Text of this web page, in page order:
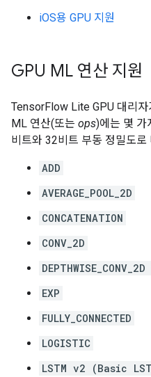
iOS용 GPU 지원
GPU ML 연산 지원
TensorFlow Lite GPU 대리
ML 연산(또는 ops)에는 몇 가
비트와 32비트 부동 정밀도로
ADD
AVERAGE_POOL_2D
CONCATENATION
CONV_2D
EXP
FULLY_CONNECTED
LOGISTIC
LSTM v2 (Basic